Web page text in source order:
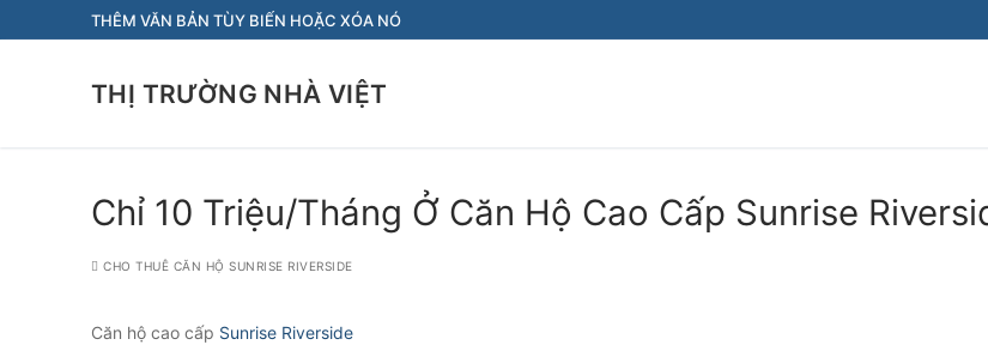
đến
THÊM VĂN BẢN TÙY BIẾN HOẶC XÓA NÓ
THỊ TRƯỜNG NHÀ VIỆT
Chỉ 10 Triệu/Tháng Ở Căn Hộ Cao Cấp Sunrise
CHO THUÊ CĂN HỘ SUNRISE RIVERSIDE
Căn hộ cao cấp Sunrise Riverside